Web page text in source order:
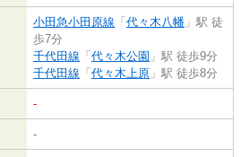
小田急小田原線 「 代々木八幡 」駅 徒
歩7分
千代田線 「 代々木公園 」駅 徒歩9分
千代田線 「 代々木上原 」駅 徒歩8分
-
-